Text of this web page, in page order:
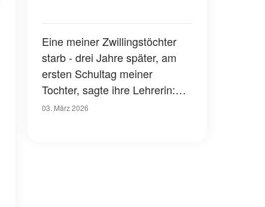
nur verlaufen"
Eine meiner Zwillingstöchter
starb - drei Jahre später, am
ersten Schultag meiner
Tochter, sagte ihre Lehrerin:
"Deine beiden Mädchen
03. März 2026